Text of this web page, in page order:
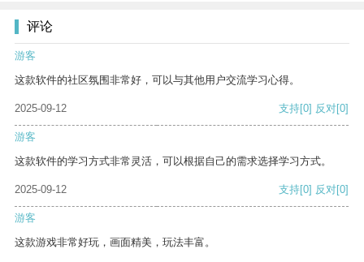
评论
游客
这款软件的社区氛围非常好，可以与其他用户交流学习心得。
2025-09-12 支持[0] 反对[0]
游客
这款软件的学习方式非常灵活，可以根据自己的需求选择学习方式。
2025-09-12 支持[0] 反对[0]
游客
这款游戏非常好玩，画面精美，玩法丰富。